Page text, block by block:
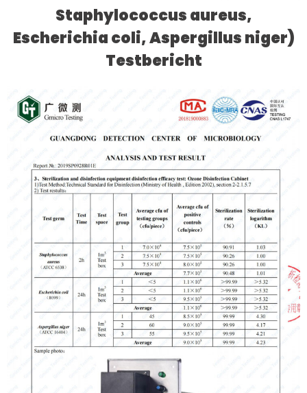
Staphylococcus aureus,
Escherichia coli, Aspergillus niger)
Testbericht